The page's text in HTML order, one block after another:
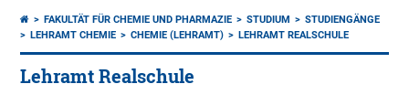
FAKULTÄT FÜR CHEMIE UND PHARMAZIE STUDIUM
STUDIENGÄNGE
LEHRAMT CHEMIE
CHEMIE (LEHRAMT) LEHRAMT REALSCHULE
Lehramt Realschule